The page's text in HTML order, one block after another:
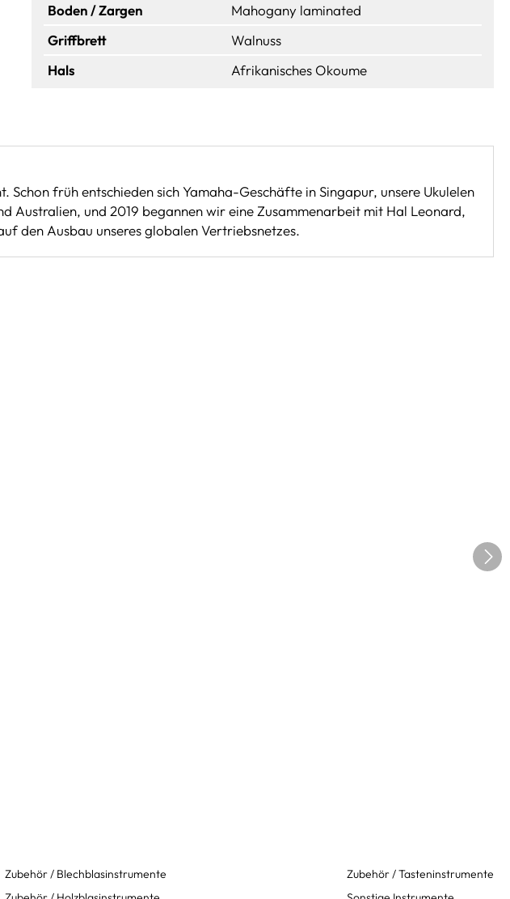
Boden / Zargen
Mahogany laminated
Griffbrett
Walnuss
Hals
Afrikanisches Okoume
früh entschieden sich Yamaha-Geschäfte in Singapur, unsere Ukulelen
Australien, und 2019 begannen wir eine Zusammenarbeit mit Hal Leonard,
den Ausbau unseres globalen Vertriebsnetzes.
Zubehör / Blechblasinstrumente
Zubehör / Tasteninstrumente